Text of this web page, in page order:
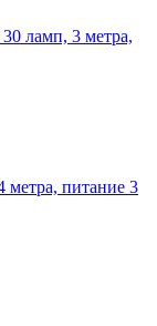
ламп, 3 метра,
метра, питание 3